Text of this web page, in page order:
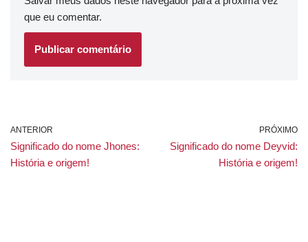
que eu comentar.
ANTERIOR
Significado do nome Jhones:
História e origem!
PRÓXIMO
Significado do nome Deyvid:
História e origem!